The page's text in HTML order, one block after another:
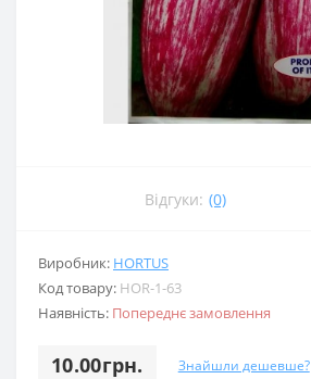
Відгуки: (0)
Виробник: HORTUS
Код товару: HOR-1-63
Наявність: Попереднє замовлення
10.00грн. Знайшли дешевше?